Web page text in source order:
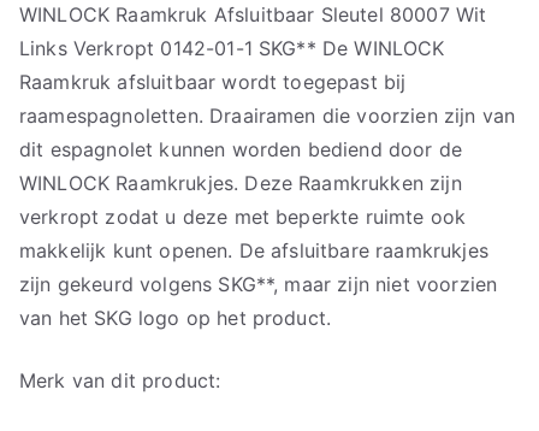
WINLOCK Raamkruk Afsluitbaar Sleutel 80007 Wit
Links Verkropt 0142-01-1 SKG** De WINLOCK
Raamkruk afsluitbaar wordt toegepast bij
raamespagnoletten. Draairamen die voorzien zijn van
dit espagnolet kunnen worden bediend door de
WINLOCK Raamkrukjes. Deze Raamkrukken zijn
verkropt zodat u deze met beperkte ruimte ook
makkelijk kunt openen. De afsluitbare raamkrukjes
zijn gekeurd volgens SKG**, maar zijn niet voorzien
van het SKG logo op het product.
Merk van dit product: